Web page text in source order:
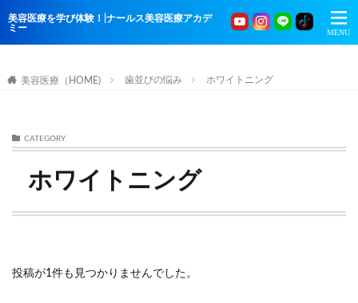
美容医療を学び体験！|ナールス美容医療アカデ
ミー
美容医療（HOME) 歯並びの悩み ホワイトニング
CATEGORY
ホワイトニング
投稿が1件も見つかりませんでした。